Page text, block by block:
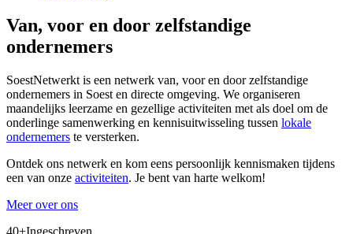
Van, voor en door zelfstandige
ondernemers
SoestNetwerkt is een netwerk van, voor en door zelfstandige
ondernemers in Soest en directe omgeving. We organiseren
maandelijks leerzame en gezellige activiteiten met als doel om de
onderlinge samenwerking en kennisuitwisseling tussen lokale
ondernemers te versterken.
Ontdek ons netwerk en kom eens persoonlijk kennismaken tijdens
een van onze activiteiten. Je bent van harte welkom!
Meer over ons
40+Ingeschreven